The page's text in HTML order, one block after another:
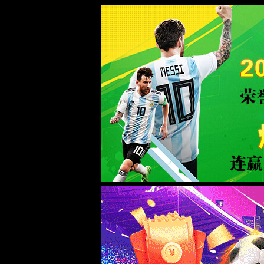
365英国上市(集团)品牌公司-